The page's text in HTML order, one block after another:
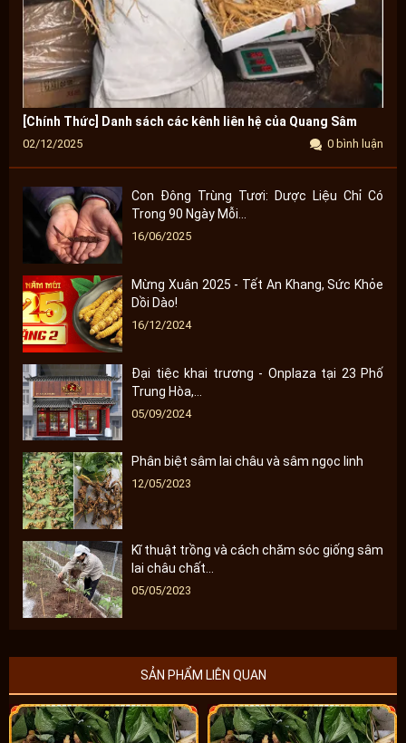
[Chính Thức] Danh sách các kênh liên hệ của Quang Sâm
02/12/2025 0 bình luận
Con Đông Trùng Tươi: Dược Liệu Chỉ Có
Trong 90 Ngày Mỗi...
16/06/2025
Mừng Xuân 2025 - Tết An Khang, Sức Khỏe
Dồi Dào!
16/12/2024
Đại tiệc khai trương - Onplaza tại 23 Phố
Trung Hòa,...
05/09/2024
Phân biệt sâm lai châu và sâm ngọc linh
12/05/2023
Kĩ thuật trồng và cách chăm sóc giống sâm
lai châu chất...
05/05/2023
SẢN PHẨM LIÊN QUAN